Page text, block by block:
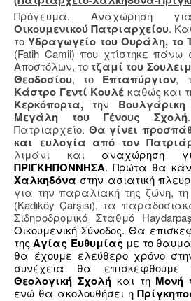
Πρόγευμα. Αναχώρηση
Οικουμενικού Πατριαρχείου.
τοΥδραγωγείο του Ουράλη, το
(Fatih Camii) που χτίστηκε πάνω
Αποστόλων, το τζαμί του
Θεοδοσίου, το Επταπύργιον,
Κάστρο Γεντί Κουλέ καθώς και
Κερκόπορτα, την
Μεγάλη του Γένους Σχολή
Πατριαρχείο. Θα γίνει
και ευλογία από τον
λιμάνι και αναχώρηση
ΠΡΙΓΚΗΠΟΝΝΗΣΑ. Πρώτα θα
Χαλκηδόνα στην ασιατική
για την παραλιακή της ζώνη,
(Kadıköy Çarşısı), τα
Σιδηροδρομικό Σταθμό
Οικουμενική Σύνοδος. Θα
τηςΑγίας Ευθυμίας με το
θα έχουμε ελεύθερο χρόνο
συνέχεια θα
Θεολογική Σχολήκαι τη Μονή
ενώ θα ακολουθήσει η